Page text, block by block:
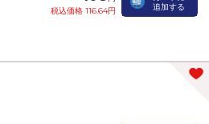
税込価格 116.64円
追加する